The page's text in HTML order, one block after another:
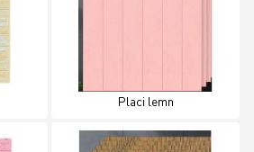
Placi lemn